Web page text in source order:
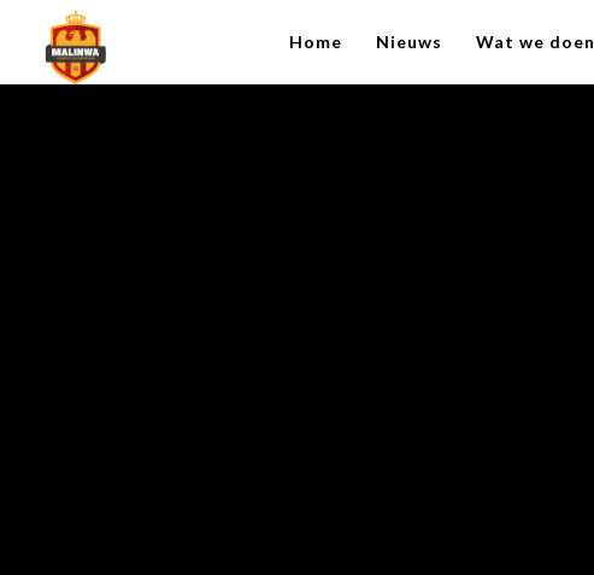
Home Nieuws Wat we doen